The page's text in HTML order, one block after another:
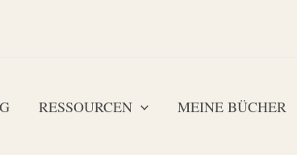
RESSOURCEN MEINE BÜCHER